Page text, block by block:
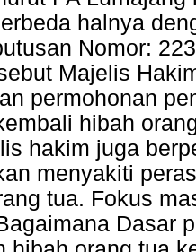
halnya
Nomor:
Majelis
permohonan
hibah
hakim juga
menyakiti
tua. Fokus
Dasar